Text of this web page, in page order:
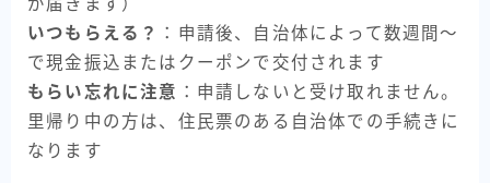
が届きます）
いつもらえる？
：申請後、自治体によって数週間〜
で現金振込またはクーポンで交付されます
もらい忘れに注意 ：申請しないと受け取れません。
里帰り中の方は、住民票のある自治体での手続きに
なります